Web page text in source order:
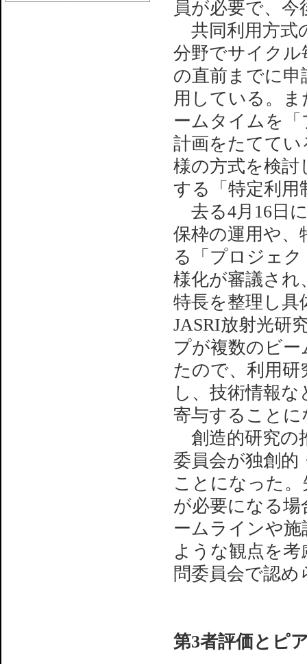
員が必要で、
共同利用方式
分野でサイク
の直前までに
用している。
ームタイムを
計画をたてて
様の方式を検
する「特定利用
去る4月16日
保枠の運用や、
る「プロジェ
様化が審議され
特長を整理し
JASRI放射光研
プが複数のビ
たので、利用
し、技術情報
寄与することに
創造的研究の
委員会が独創的
ことになった
が必要になる
ームラインや
ような観点を
問委員会で認め
第3者評価とピ